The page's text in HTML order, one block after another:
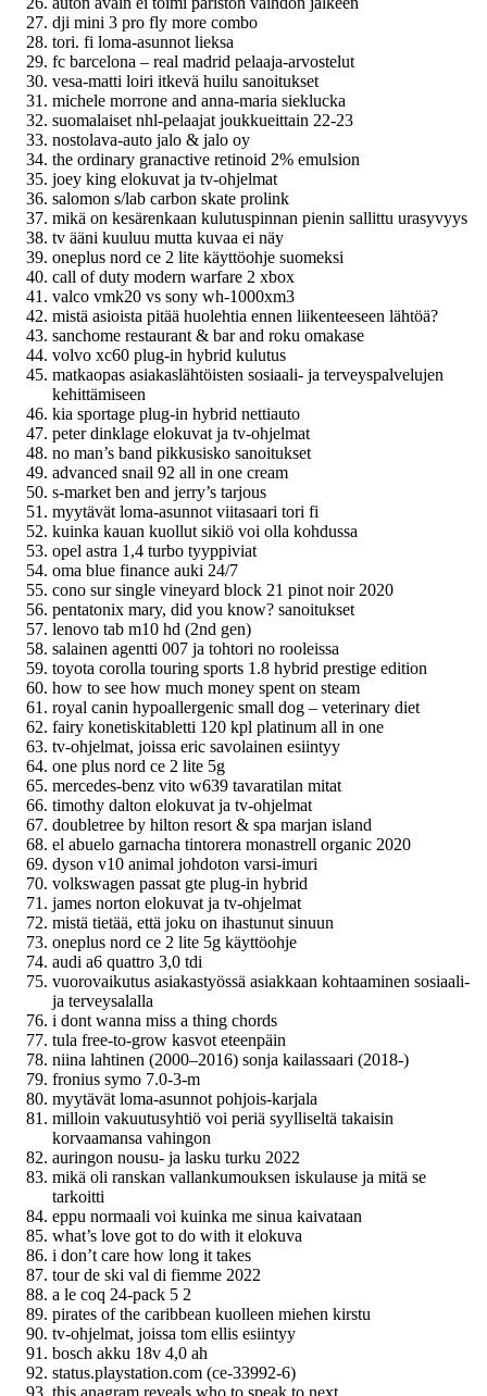
dji mini 3 pro fly more combo
tori. fi loma-asunnot lieksa
fc barcelona – real madrid pelaaja-arvostelut
vesa-matti loiri itkevä huilu sanoitukset
michele morrone and anna-maria sieklucka
suomalaiset nhl-pelaajat joukkueittain 22-23
nostolava-auto jalo & jalo oy
the ordinary granactive retinoid 2% emulsion
joey king elokuvat ja tv-ohjelmat
salomon s/lab carbon skate prolink
mikä on kesärenkaan kulutuspinnan pienin sallittu urasyvyys
tv ääni kuuluu mutta kuvaa ei näy
oneplus nord ce 2 lite käyttöohje suomeksi
call of duty modern warfare 2 xbox
valco vmk20 vs sony wh-1000xm3
mistä asioista pitää huolehtia ennen liikenteeseen lähtöä?
sanchome restaurant & bar and roku omakase
volvo xc60 plug-in hybrid kulutus
matkaopas asiakaslähtöisten sosiaali- ja terveyspalvelujen
kehittämiseen
kia sportage plug-in hybrid nettiauto
peter dinklage elokuvat ja tv-ohjelmat
no man’s band pikkusisko sanoitukset
advanced snail 92 all in one cream
s-market ben and jerry’s tarjous
myytävät loma-asunnot viitasaari tori fi
kuinka kauan kuollut sikiö voi olla kohdussa
opel astra 1,4 turbo tyyppiviat
oma blue finance auki 24/7
cono sur single vineyard block 21 pinot noir 2020
pentatonix mary, did you know? sanoitukset
lenovo tab m10 hd (2nd gen)
salainen agentti 007 ja tohtori no rooleissa
toyota corolla touring sports 1.8 hybrid prestige edition
how to see how much money spent on steam
royal canin hypoallergenic small dog – veterinary diet
fairy konetiskitabletti 120 kpl platinum all in one
tv-ohjelmat, joissa eric savolainen esiintyy
one plus nord ce 2 lite 5g
mercedes-benz vito w639 tavaratilan mitat
timothy dalton elokuvat ja tv-ohjelmat
doubletree by hilton resort & spa marjan island
el abuelo garnacha tintorera monastrell organic 2020
dyson v10 animal johdoton varsi-imuri
volkswagen passat gte plug-in hybrid
james norton elokuvat ja tv-ohjelmat
mistä tietää, että joku on ihastunut sinuun
oneplus nord ce 2 lite 5g käyttöohje
audi a6 quattro 3,0 tdi
vuorovaikutus asiakastyössä asiakkaan kohtaaminen sosiaali-
ja terveysalalla
i dont wanna miss a thing chords
tula free-to-grow kasvot eteenpäin
niina lahtinen (2000–2016) sonja kailassaari (2018-)
fronius symo 7.0-3-m
myytävät loma-asunnot pohjois-karjala
milloin vakuutusyhtiö voi periä syylliseltä takaisin
korvaamansa vahingon
auringon nousu- ja lasku turku 2022
mikä oli ranskan vallankumouksen iskulause ja mitä se
tarkoitti
eppu normaali voi kuinka me sinua kaivataan
what’s love got to do with it elokuva
i don’t care how long it takes
tour de ski val di fiemme 2022
a le coq 24-pack 5 2
pirates of the caribbean kuolleen miehen kirstu
tv-ohjelmat, joissa tom ellis esiintyy
bosch akku 18v 4,0 ah
status.playstation.com (ce-33992-6)
this anagram reveals who to speak to next